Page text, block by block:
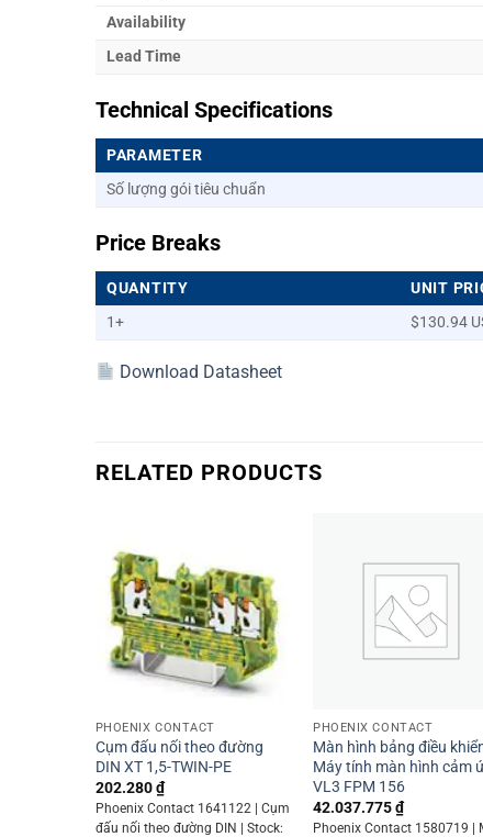
Availability
Lead Time
Technical Specifications
PARAMETER
Số lượng gói tiêu chuẩn
Price Breaks
QUANTITY UNIT
1+
$130.94
Download Datasheet
RELATED PRODUCTS
PHOENIX CONTACT
Cụm đấu nối theo đường
DIN XT 1,5-TWIN-PE
202.280₫
Phoenix Contact 1641122 | Cụm
đấu nối theo đường DIN | Stock:
PHOENIX CONTACT
Màn hình bảng điều
Máy tính màn hình cảm
VL3 FPM 156
42.037.775₫
Phoenix Contact 1580719 |